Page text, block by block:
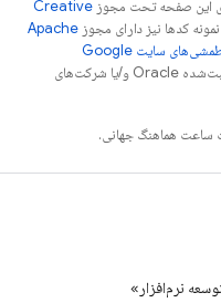
این صفحه تحت مجوز Creative
کدها نیز دارای مجوز Apache
خطمشی‌های سایت Google
مراجعه کنید. جاوا علامت تجاری ثبت‌شده Oracle و/یا شرکت‌های
نرم‌افزار»